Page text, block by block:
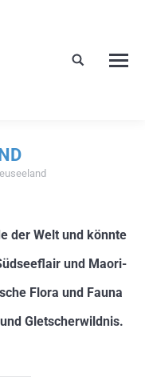
der Welt und könnte
und Maori-
Flora und Fauna
Gletscherwildnis.